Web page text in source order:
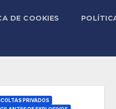
DE COOKIES
PRIVADOS